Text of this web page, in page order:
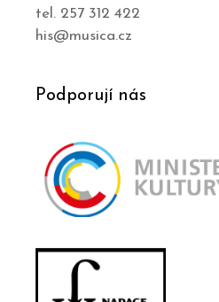
tel. 257 312 422
his@musica.cz
Podporují nás